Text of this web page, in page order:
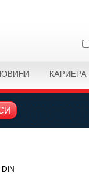
КАРИЕРА